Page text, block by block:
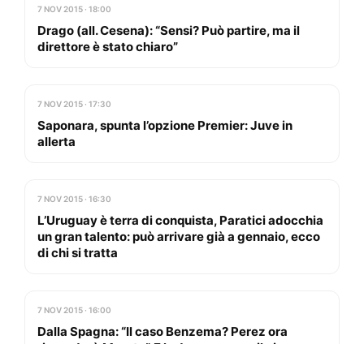
7 NOV 2015 · 18:00
Drago (all. Cesena): “Sensi? Può partire, ma il
direttore è stato chiaro”
7 NOV 2015 · 17:30
Saponara, spunta l’opzione Premier: Juve in
allerta
7 NOV 2015 · 16:30
L’Uruguay è terra di conquista, Paratici adocchia
un gran talento: può arrivare già a gennaio, ecco
di chi si tratta
7 NOV 2015 · 16:00
Dalla Spagna: “Il caso Benzema? Perez ora